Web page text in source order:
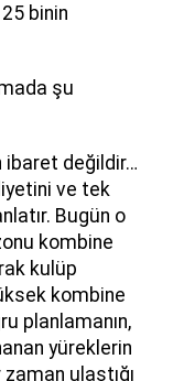
25 binin
şu
ibaret değildir…
ve tek
Bugün o
kombine
kulüp
kombine
planlamanın,
yüreklerin
ulaştığı